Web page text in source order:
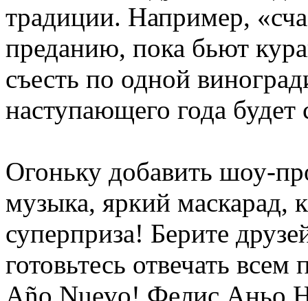
традиции. Например,
преданию, пока бьют
съесть по одной
наступающего года будет
Огоньку добавить шоу-
музыка, яркий маскарад,
суперприза! Берите
готовьтесь отвечать